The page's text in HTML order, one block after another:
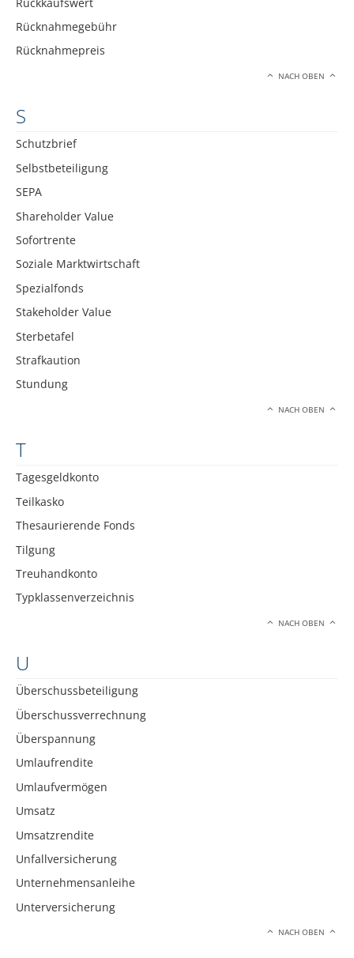
Rücknahmegebühr
Rücknahmepreis
NACH OBEN
S
Schutzbrief
Selbstbeteiligung
SEPA
Shareholder Value
Sofortrente
Soziale Marktwirtschaft
Spezialfonds
Stakeholder Value
Sterbetafel
Strafkaution
Stundung
NACH OBEN
T
Tagesgeldkonto
Teilkasko
Thesaurierende Fonds
Tilgung
Treuhandkonto
Typklassenverzeichnis
NACH OBEN
U
Überschussbeteiligung
Überschussverrechnung
Überspannung
Umlaufrendite
Umlaufvermögen
Umsatz
Umsatzrendite
Unfallversicherung
Unternehmensanleihe
Unterversicherung
NACH OBEN